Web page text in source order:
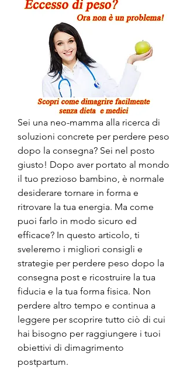
Sei una neo-mamma alla ricerca di
soluzioni concrete per perdere peso
dopo la consegna? Sei nel posto
giusto! Dopo aver portato al mondo
il tuo prezioso bambino, è normale
desiderare tornare in forma e
ritrovare la tua energia. Ma come
puoi farlo in modo sicuro ed
efficace? In questo articolo, ti
sveleremo i migliori consigli e
strategie per perdere peso dopo la
consegna post e ricostruire la tua
fiducia e la tua forma fisica. Non
perdere altro tempo e continua a
leggere per scoprire tutto ciò di cui
hai bisogno per raggiungere i tuoi
obiettivi di dimagrimento
postpartum.